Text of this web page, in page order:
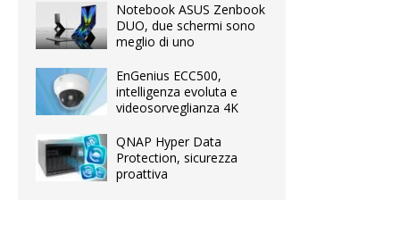
Notebook ASUS Zenbook
DUO, due schermi sono
meglio di uno
EnGenius ECC500,
intelligenza evoluta e
videosorveglianza 4K
QNAP Hyper Data
Protection, sicurezza
proattiva